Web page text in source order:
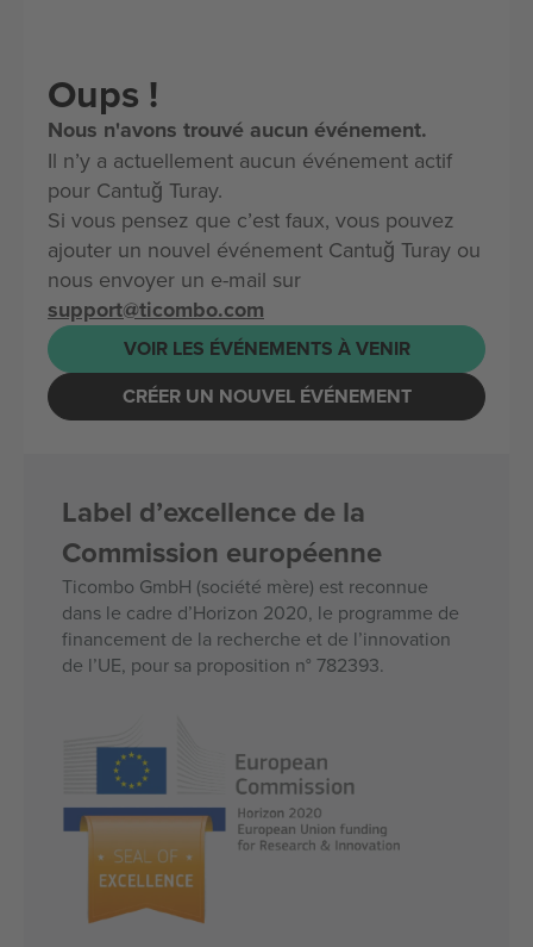
Oups !
Nous n'avons trouvé aucun événement.
Il n’y a actuellement aucun événement actif
pour Cantuğ Turay.
Si vous pensez que c’est faux, vous pouvez
ajouter un nouvel événement Cantuğ Turay ou
nous envoyer un e-mail sur
support@ticombo.com
VOIR LES ÉVÉNEMENTS À VENIR
CRÉER UN NOUVEL ÉVÉNEMENT
Label d’excellence de la
Commission européenne
Ticombo GmbH (société mère) est reconnue
dans le cadre d’Horizon 2020, le programme de
financement de la recherche et de l’innovation
de l’UE, pour sa proposition n° 782393.